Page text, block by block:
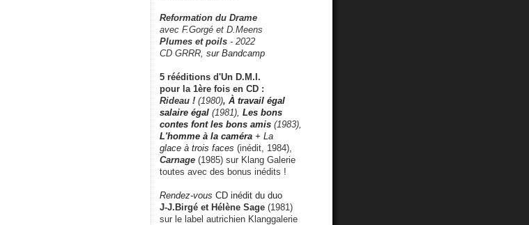
Reformation du Drame
avec F.Gorgé et D.Meens
Plumes et poils - 2022
CD GRRR, sur Bandcamp
5 rééditions d'Un D.M.I.
pour la 1ère fois en CD :
Rideau ! (1980), À travail égal
salaire égal (1981), Les bons
contes font les bons amis (1983),
L'homme à la caméra + La
glace à trois faces (inédit, 1984),
Carnage (1985) sur Klang Galerie
toutes avec des bonus inédits !
Rendez-vous CD inédit du duo
J-J.Birgé et Hélène Sage (1981)
sur le label autrichien Klanggalerie